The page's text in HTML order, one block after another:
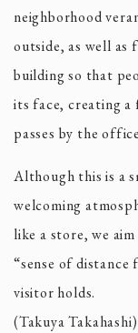
neighborhood
outside, as well as
building so that
its face, creating a
passes by the
Although this is a
welcoming
like a store, we
“sense of
visitor holds.
(Takuya Takahashi)